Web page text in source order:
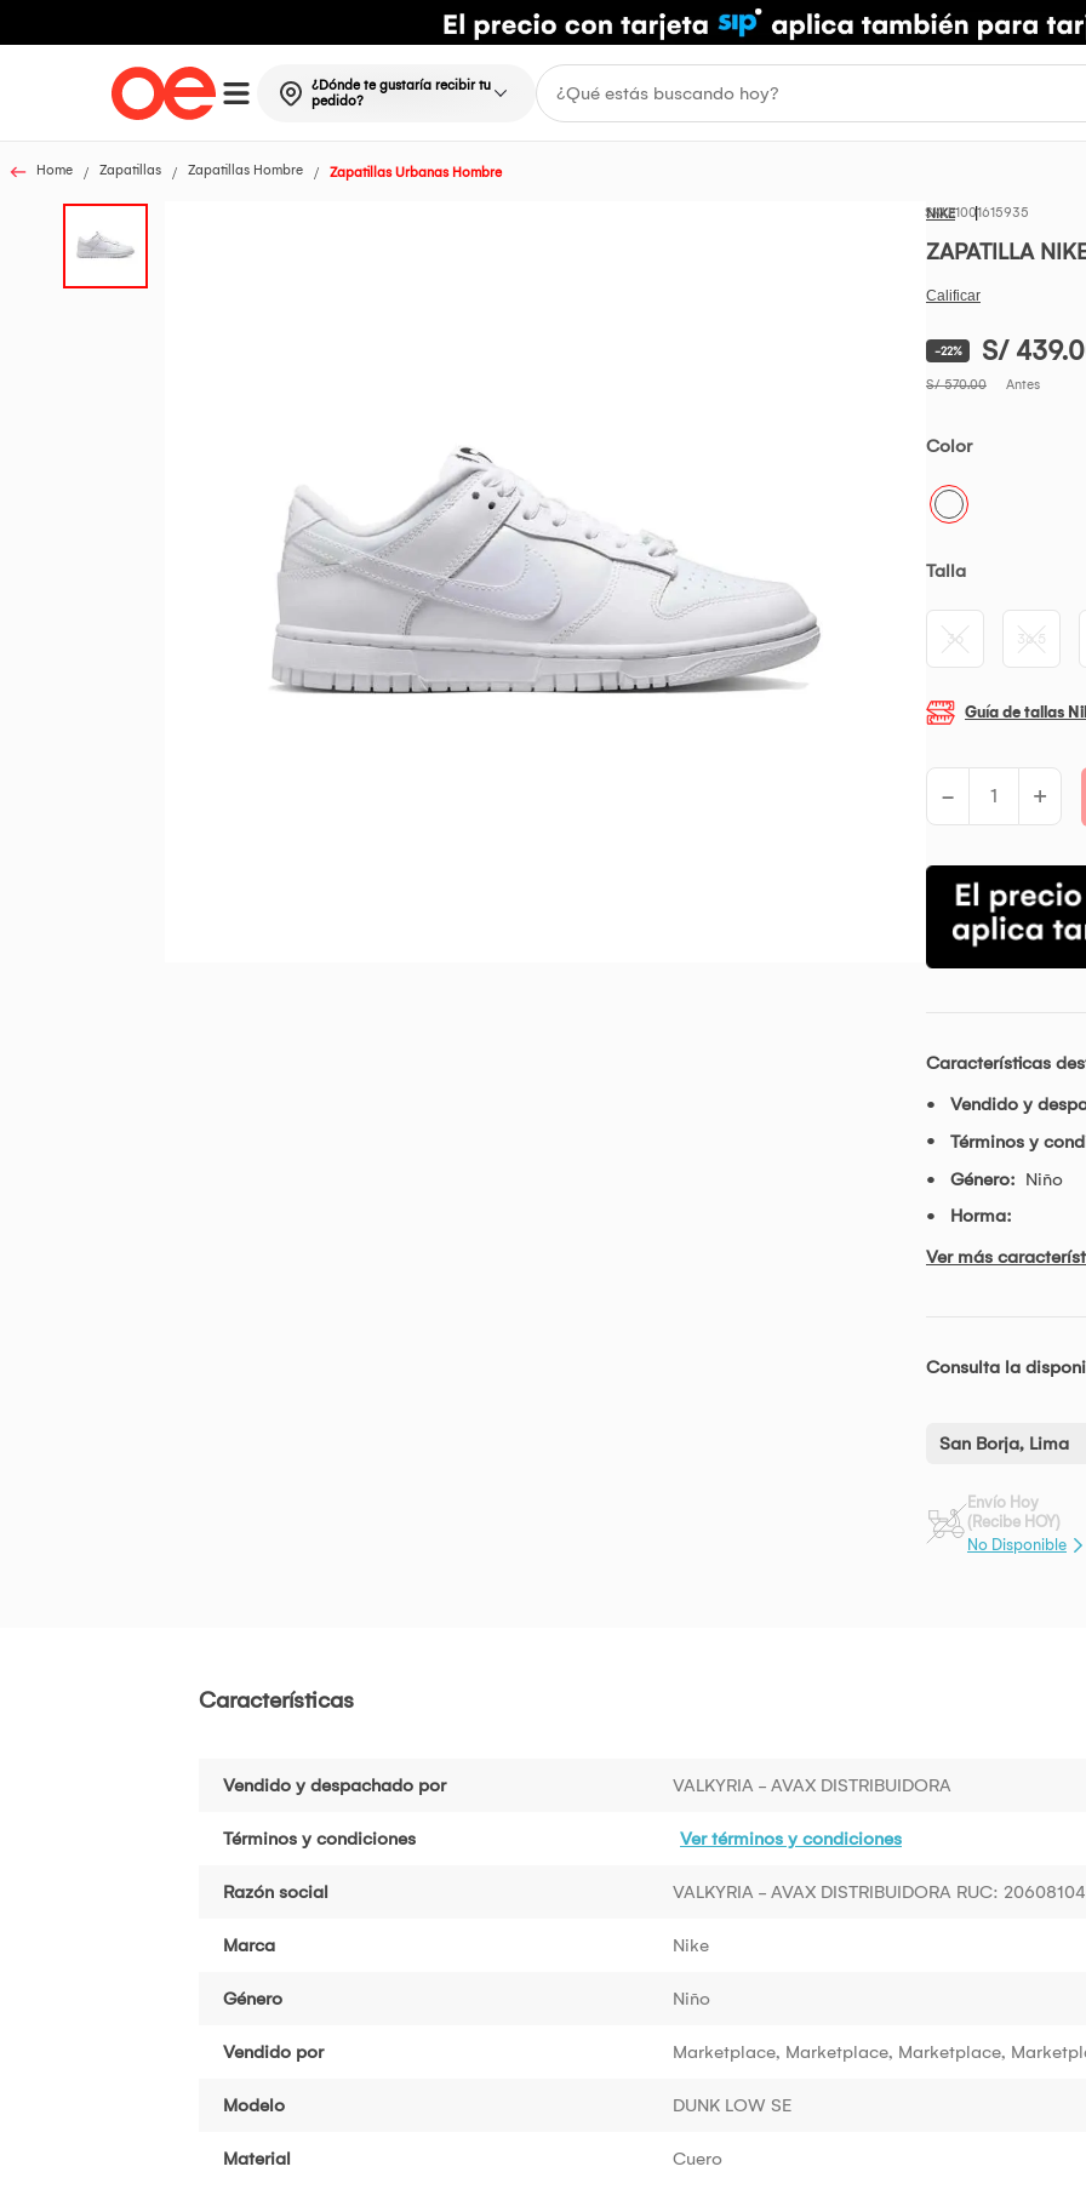
¿Dónde te gustaría recibir tu
pedido?
Home Zapatillas Zapatillas Hombre Zapatillas Urbanas Hombre
NIKE1001615935
ZAPATILLA
-22% S/
S/ 570.00 Antes
Color
Talla
36 36.5
Guía de tallas
- +
Características
Vendido y
Términos y
Género: Niño
Horma:
Ver más
Consulta la
San Borja, Lima
Envío Hoy
(Recibe HOY)
No Disponible
Características
Vendido y despachado por VALKYRIA - AVAX DISTRIBUIDORA
Términos y condiciones Ver términos y condiciones
Razón social VALKYRIA - AVAX DISTRIBUIDORA RUC:
Marca Nike
Género Niño
Vendido por Marketplace, Marketplace, Marketplace,
Modelo DUNK LOW SE
Material Cuero